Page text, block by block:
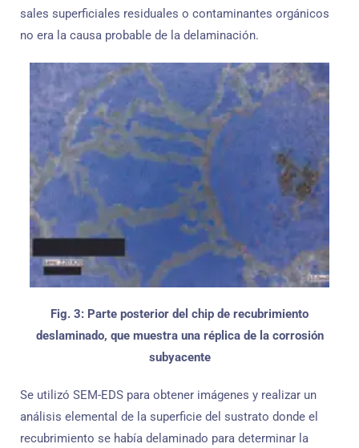
sales superficiales residuales o contaminantes orgánicos
no era la causa probable de la delaminación.
Fig. 3: Parte posterior del chip de recubrimiento
deslaminado, que muestra una réplica de la corrosión
subyacente
Se utilizó SEM-EDS para obtener imágenes y realizar un
análisis elemental de la superficie del sustrato donde el
recubrimiento se había delaminado para determinar la